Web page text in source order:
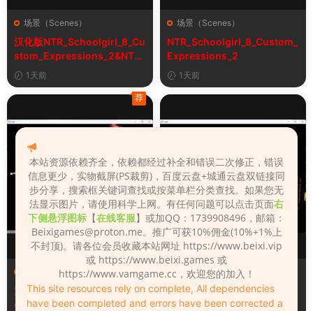
场景（Scenes）
汉化版NTR_Schoolgirl_8_Cu
stom_Expressions_2&NTR
女学生8自定义表情
1天前
场景（Scenes）
NTR_Schoolgirl_8_Custom_
Expressions_2
1天前
场景（Scenes）
汉化版Fall_Of_Dynasty_Silh
ouette_Play_Bug_Fixed_2&
荐
场景（Scenes）
Fall_Of_Dynasty_Silhouette
_Play_Bug_Fixed_2
本站资源依赖齐全，依赖都经过补全和错误二次修正，错误
信息更少，实物截屏(PS裁剪)，百度云盘+城通云盘双链接同
步分享，搜索框关键词查找或按菜单栏分类查找。如果您无
法显示图片，请使用科学上网。有任何问题可以点击页面右
下侧悬浮图标 【在线客服】或加QQ：1739908496，邮箱：
Beixigames@proton.me。推广可获10%佣金(10%+1%上
不封顶)。请各位会员收藏本站网址 https://www.beixi.vip
或 https://www.beixi.games 或
https://www.vamgame.cc，欢迎您的加入！
This site resources rely on complete, All dependencies
have been completed and errors have been corrected a